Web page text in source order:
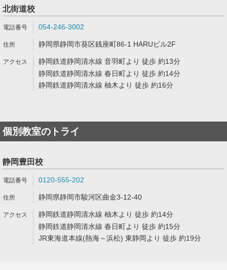
北街道校
054-246-3002
静岡県静岡市葵区銭座町86-1 HARUビル2F
静岡鉄道静岡清水線 音羽町より 徒歩 約13分
静岡鉄道静岡清水線 春日町より 徒歩 約14分
静岡鉄道静岡清水線 柚木より 徒歩 約16分
個別教室のトライ
静岡豊田校
0120-555-202
静岡県静岡市駿河区曲金3-12-40
静岡鉄道静岡清水線 柚木より 徒歩 約14分
静岡鉄道静岡清水線 春日町より 徒歩 約15分
JR東海道本線(熱海～浜松) 東静岡より 徒歩 約19分